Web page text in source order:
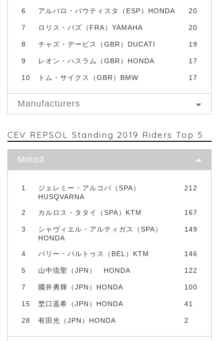
6 アルバロ・バウティスタ（ESP）HONDA 20
7 ロリス・バズ（FRA）YAMAHA 20
8 チャズ・デービス（GBR）DUCATI 19
9 レオン・ハスラム（GBR）HONDA 17
10 トム・サイクス（GBR）BMW 17
Manufacturers
CEV REPSOL Standing 2019 Riders Top 5
Moto3
1
ジェレミー・アルコバ（SPA）
HUSQVARNA
212
2 カルロス・タタイ（SPA）KTM 167
3
シャヴィエル・アルティガス（SPA）
HONDA
149
4 バリー・バルトゥス（BEL）KTM 146
5 山中琉聖（JPN） HONDA 122
7 國井勇輝（JPN）HONDA 100
15 埜口遥希（JPN）HONDA 41
28 有田光（JPN）HONDA 2